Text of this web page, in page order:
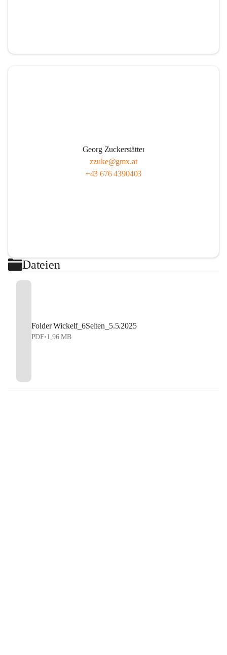
Georg Zuckerstätter
zzuke@gmx.at
+43 676 4390403
Dateien
Folder Wickelf_6Seiten_5.5.2025
PDF•1,96 MB